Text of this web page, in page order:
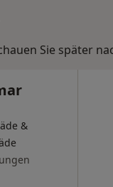
Sie später
&